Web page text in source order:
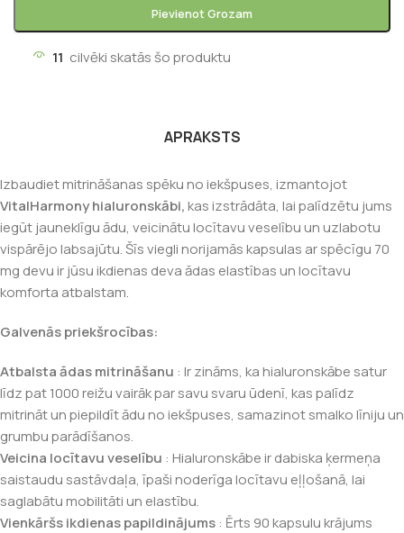
Pievienot Grozam
11 cilvēki skatās šo produktu
APRAKSTS
Izbaudiet mitrināšanas spēku no iekšpuses, izmantojot
VitalHarmony hialuronskābi,kas izstrādāta, lai palīdzētu jums
iegūt jauneklīgu ādu, veicinātu locītavu veselību un uzlabotu
vispārējo labsajūtu. Šīs viegli norijamās kapsulas ar spēcīgu 70
mg devu ir jūsu ikdienas deva ādas elastības un locītavu
komforta atbalstam.
Galvenās priekšrocības:
Atbalsta ādas mitrināšanu : Ir zināms, ka hialuronskābe satur
līdz pat 1000 reižu vairāk par savu svaru ūdenī, kas palīdz
mitrināt un piepildīt ādu no iekšpuses, samazinot smalko līniju un
grumbu parādīšanos.
Veicina locītavu veselību : Hialuronskābe ir dabiska ķermeņa
saistaudu sastāvdaļa, īpaši noderīga locītavu eļļošanā, lai
saglabātu mobilitāti un elastību.
Vienkāršs ikdienas papildinājums : Ērts 90 kapsulu krājums